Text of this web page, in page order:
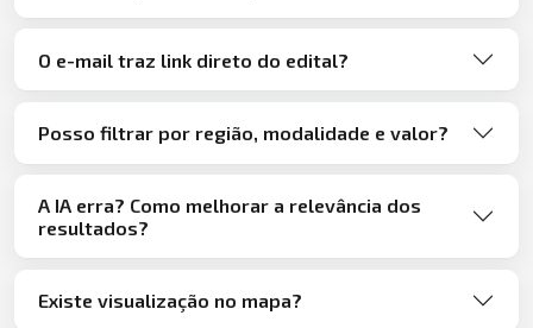
O e-mail traz link direto do edital?
Posso filtrar por região, modalidade e valor?
A IA erra? Como melhorar a relevância dos
resultados?
Existe visualização no mapa?